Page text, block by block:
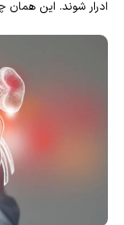
ادرار شوند. این